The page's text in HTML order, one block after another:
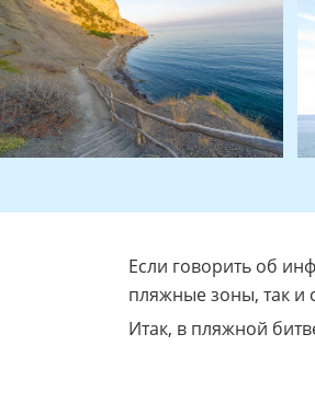
Если говорить об
пляжные зоны, так и
Итак, в пляжной